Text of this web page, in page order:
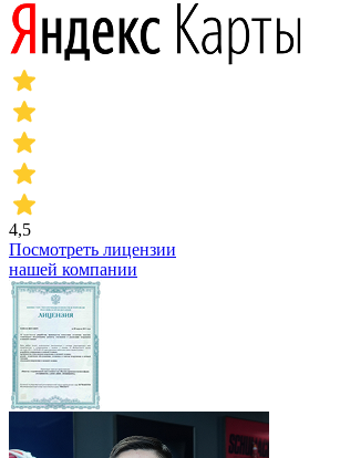
4,5
Посмотреть лицензии
нашей компании